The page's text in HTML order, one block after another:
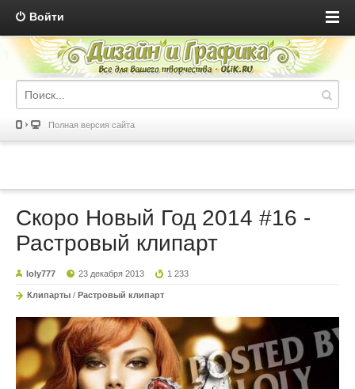
Войти
Полная версия сайта
Скоро Новый Год 2014 #16 -
Растровый клипарт
loly777 23 декабря 2013 1 233
Клипарты / Растровый клипарт